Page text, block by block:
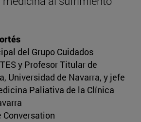
del Grupo Cuidados
y Profesor Titular de
Universidad de Navarra, y jefe
Paliativa de la Clínica
Conversation